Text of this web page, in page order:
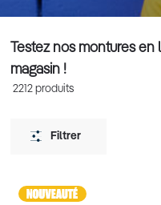
Testez nos montures en
magasin !
2212 produits
Filtrer